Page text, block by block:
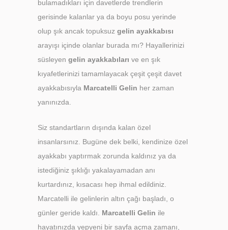
bulamadıkları için davetlerde trendlerin
gerisinde kalanlar ya da boyu posu yerinde
olup şık ancak topuksuz gelin ayakkabısı
arayışı içinde olanlar burada mı? Hayallerinizi
süsleyen gelin ayakkabıları ve en şık
kıyafetlerinizi tamamlayacak çeşit çeşit davet
ayakkabısıyla Marcatelli Gelin her zaman
yanınızda.
Siz standartların dışında kalan özel
insanlarsınız. Bugüne dek belki, kendinize özel
ayakkabı yaptırmak zorunda kaldınız ya da
istediğiniz şıklığı yakalayamadan anı
kurtardınız, kısacası hep ihmal edildiniz.
Marcatelli ile gelinlerin altın çağı başladı, o
günler geride kaldı. Marcatelli Gelin ile
hayatınızda yepyeni bir sayfa açma zamanı,